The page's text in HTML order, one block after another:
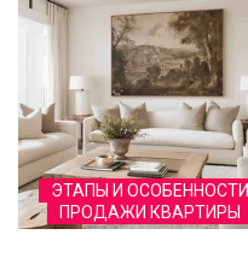
ЭТАПЫ И ОСОБЕННОСТИ
ПРОДАЖИ КВАРТИРЫ